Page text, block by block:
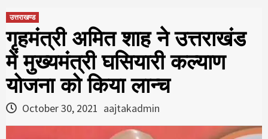
उत्तराखण्ड
गृहमंत्री अमित शाह ने उत्तराखंड
में मुख्यमंत्री घसियारी कल्याण
योजना को किया लान्च
October 30, 2021 aajtakadmin